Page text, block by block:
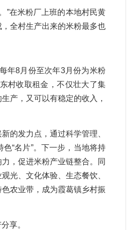
在米粉厂上班的本地村民黄
全村生产出来的米粉最多也
年8月份至次年3月份为米粉
村收取租金，不仅壮大了集
产，又可以有稳定的收入，
发力点，通过科学管理、
“名片”。下一步，当地将持
，促进米粉产业链整合。同
光、文化体验、生态餐饮、
农业带，成为霞葛镇乡村振
享。